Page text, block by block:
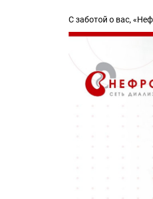
С заботой о вас,